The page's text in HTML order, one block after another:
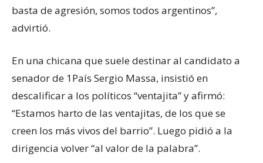
basta de agresión, somos todos argentinos”,
advirtió.
En una chicana que suele destinar al candidato a
senador de 1País Sergio Massa, insistió en
descalificar a los políticos “ventajita” y afirmó:
“Estamos harto de las ventajitas, de los que se
creen los más vivos del barrio”. Luego pidió a la
dirigencia volver “al valor de la palabra”.